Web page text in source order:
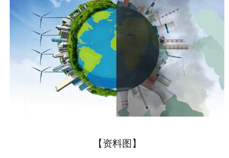
【资料图】